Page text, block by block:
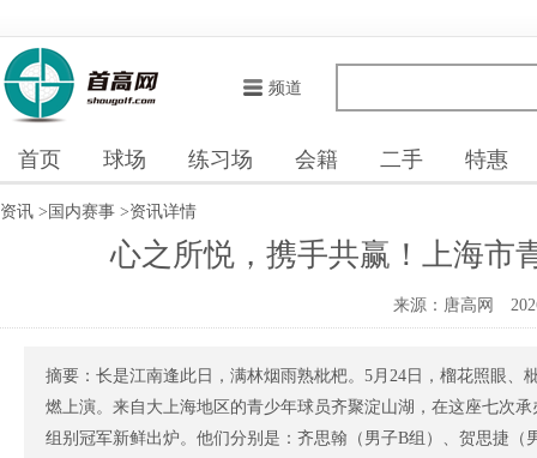
频道
首页 球场 练习场 会籍 二手 特惠
资讯 > 国内赛事 >资讯详情
心之所悦，携手共赢！上海市
来源：唐高网
摘要：长是江南逢此日，满林烟雨熟枇杷。5月24日，榴花照眼
燃上演。来自大上海地区的青少年球员齐聚淀山湖，在这座七次
组别冠军新鲜出炉。他们分别是：齐思翰（男子B组）、贺思捷（